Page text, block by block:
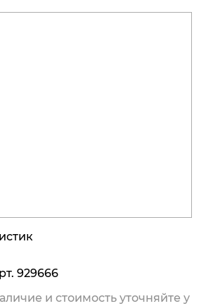
929666
и стоимость уточняйте у